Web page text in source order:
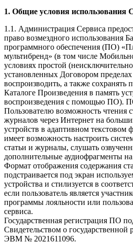
1. Общие условия использования
1.1. Администрация Сервиса
право возмездного использования
программного обеспечения (ПО)
мультибренд» (в том числе
условиях простой
установленных Договором
воспроизводить, а также сохранять
Каталоге Произведения в память
воспроизведения с помощью ПО).
Пользователю возможность чтения
журналов через Интернет на
устройств в адаптивном текстовом
имеет возможность настроить
статьи и журналы, слушать
дополнительные аудиофрагменты
Формат отображения содержания
подстраивается под экран
устройства и стилизуется в
если пользователь является
программы лояльности или
сервиса.
Государственная регистрация ПО
Свидетельством о
ЭВМ № 2021611096.